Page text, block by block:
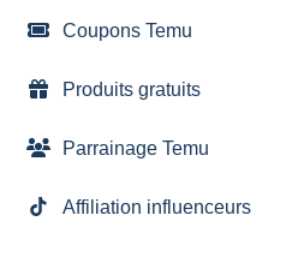
Coupons Temu
Produits gratuits
Parrainage Temu
Affiliation influenceurs